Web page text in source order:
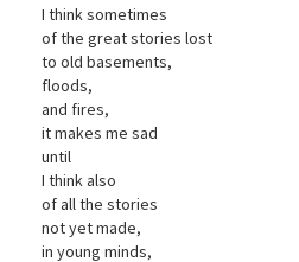
I think sometimes
of the great stories lost
to old basements,
floods,
and fires,
it makes me sad
until
I think also
of all the stories
not yet made,
in young minds,